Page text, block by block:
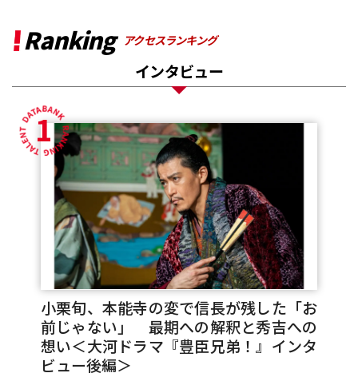
Ranking アクセスランキング
インタビュー
1
小栗旬、本能寺の変で信長が残した「お
前じゃない」 最期への解釈と秀吉への
想い＜大河ドラマ『豊臣兄弟！』インタ
ビュー後編＞